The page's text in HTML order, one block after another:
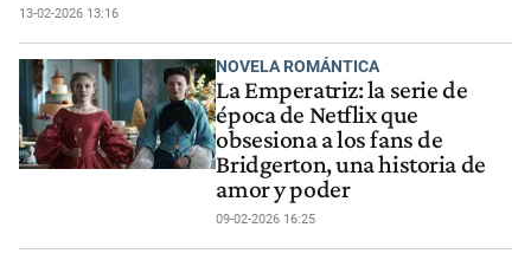
13-02-2026 13:16
NOVELA ROMÁNTICA
La Emperatriz: la serie de
época de Netflix que
obsesiona a los fans de
Bridgerton, una historia de
amor y poder
09-02-2026 16:25